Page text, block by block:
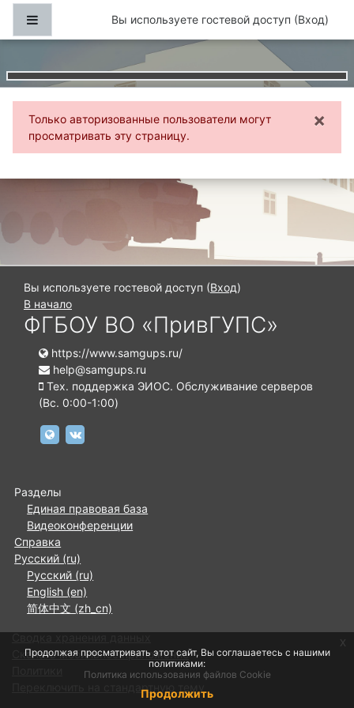
Перейти к основному содержанию
Боковая панельВы используете гостевой доступ (Вход)
Только авторизованные пользователи могут
просматривать эту страницу.
×
Вы используете гостевой доступ (Вход)
В начало
ФГБОУ ВО «ПривГУПС»
https://www.samgups.ru/
help@samgups.ru
Тех. поддержка ЭИОС. Обслуживание серверов
(Вc. 0:00-1:00)
https://www.samgups.ru
Разделы
Единая правовая база
Видеоконференции
Справка
Русский ‎(ru)‎
Русский ‎(ru)‎
English ‎(en)‎
简体中文 ‎(zh_cn)‎
Скачать мобильное приложение
Переключить на стандартную тему
Продолжая просматривать этот сайт, Вы соглашаетесь с нашими
политиками:
Политика использования файлов Cookie
Продолжить
x